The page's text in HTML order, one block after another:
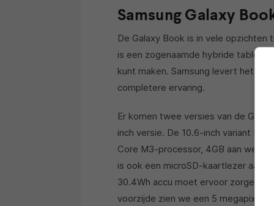
Samsung Galaxy
De Galaxy Book is in vele opzichten
is een zogenaamde hybride tablet
kunt maken. Samsung levert het
completere ervaring.
Er komen twee versies van de
inch versie. De 10.6-inch variant
Core M3-processor, 4GB aan
is ook een microSD-kaartlezer
30.4Wh accu moet ervoor zorgen
voorzijde zien we een 5 megapixel